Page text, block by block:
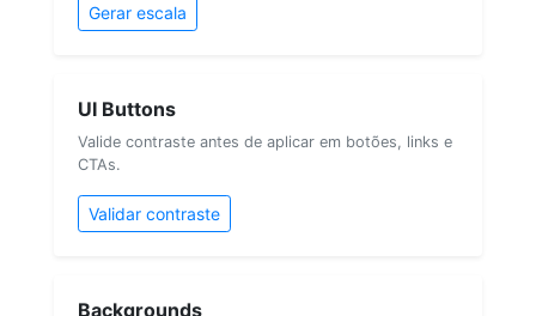
Gerar escala
UI Buttons
Valide contraste antes de aplicar em botões, links e
CTAs.
Validar contraste
Backgrounds